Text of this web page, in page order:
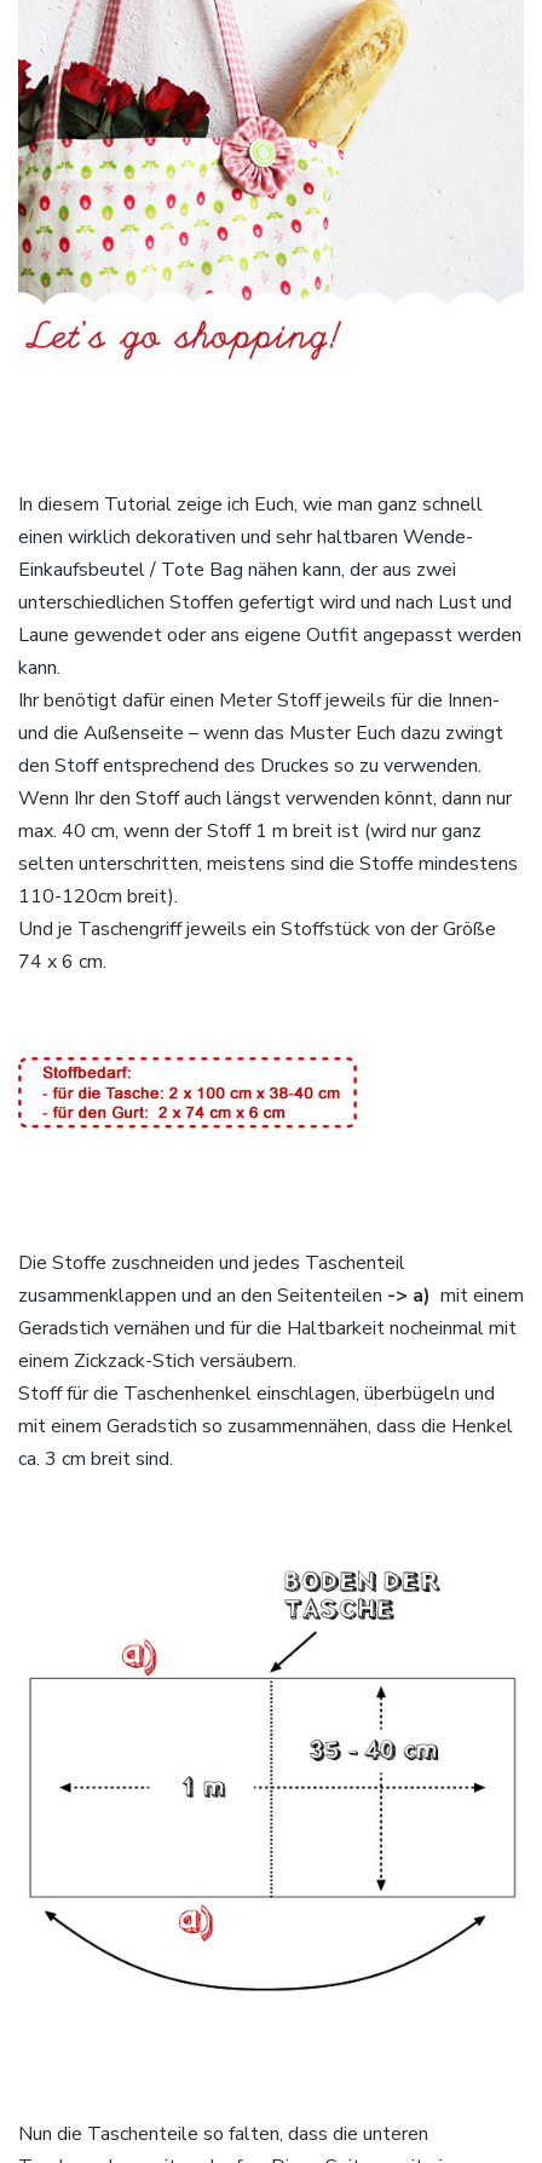
In diesem Tutorial zeige ich Euch, wie man ganz schnell
einen wirklich dekorativen und sehr haltbaren Wende-
Einkaufsbeutel / Tote Bag nähen kann, der aus zwei
unterschiedlichen Stoffen gefertigt wird und nach Lust und
Laune gewendet oder ans eigene Outfit angepasst werden
kann.
Ihr benötigt dafür einen Meter Stoff jeweils für die Innen-
und die Außenseite – wenn das Muster Euch dazu zwingt
den Stoff entsprechend des Druckes so zu verwenden.
Wenn Ihr den Stoff auch längst verwenden könnt, dann nur
max. 40 cm, wenn der Stoff 1 m breit ist (wird nur ganz
selten unterschritten, meistens sind die Stoffe mindestens
110-120cm breit).
Und je Taschengriff jeweils ein Stoffstück von der Größe
74 x 6 cm.
Die Stoffe zuschneiden und jedes Taschenteil
zusammenklappen und an den Seitenteilen -> a) mit einem
Geradstich vernähen und für die Haltbarkeit nocheinmal mit
einem Zickzack-Stich versäubern.
Stoff für die Taschenhenkel einschlagen, überbügeln und
mit einem Geradstich so zusammennähen, dass die Henkel
ca. 3 cm breit sind.
Nun die Taschenteile so falten, dass die unteren